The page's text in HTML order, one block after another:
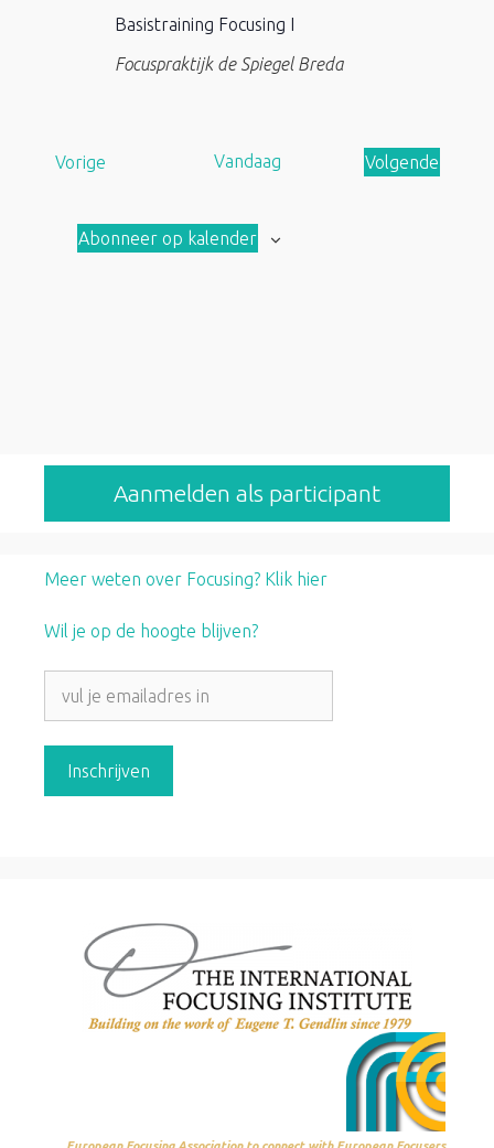
Basistraining Focusing I
Focuspraktijk de Spiegel Breda
VorigeA
b
Vandaag
Volgende
Abonneer op kalender
Aanmelden als participant
Meer weten over Focusing? Klik hier
Wil je op de hoogte blijven?
European Focusing Association to connect with European Focusers